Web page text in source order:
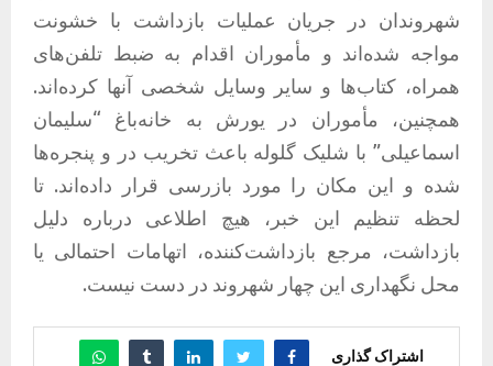
شهروندان در جریان عملیات بازداشت با خشونت
مواجه شده‌اند و مأموران اقدام به ضبط تلفن‌های
همراه، کتاب‌ها و سایر وسایل شخصی آنها کرده‌اند.
همچنین، مأموران در یورش به خانه‌باغ “سلیمان
اسماعیلی” با شلیک گلوله باعث تخریب در و پنجره‌ها
شده و این مکان را مورد بازرسی قرار داده‌اند. تا
لحظه تنظیم این خبر، هیچ اطلاعی درباره دلیل
بازداشت، مرجع بازداشت‌کننده، اتهامات احتمالی یا
محل نگهداری این چهار شهروند در دست نیست.
اشتراک گذاری